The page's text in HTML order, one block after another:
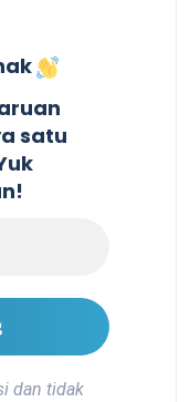
satu
dan tidak